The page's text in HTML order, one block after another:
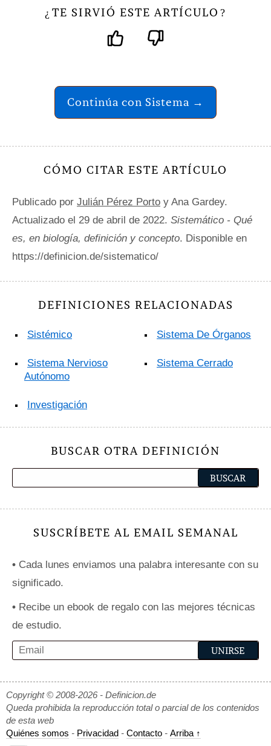
¿ TE SIRVIÓ ESTE ARTÍCULO ?
Continúa con Sistema →
CÓMO CITAR ESTE ARTÍCULO
Publicado por Julián Pérez Porto y Ana Gardey.
Actualizado el 29 de abril de 2022. Sistemático - Qué
es, en biología, definición y concepto. Disponible en
https://definicion.de/sistematico/
DEFINICIONES RELACIONADAS
Sistémico
Sistema Nervioso
Autónomo
Investigación
Sistema De Órganos
Sistema Cerrado
BUSCAR OTRA DEFINICIÓN
SUSCRÍBETE AL EMAIL SEMANAL
• Cada lunes enviamos una palabra interesante con su
significado.
• Recibe un ebook de regalo con las mejores técnicas
de estudio.
Copyright © 2008-2026 - Definicion.de
Queda prohibida la reproducción total o parcial de los contenidos
de esta web
Quiénes somos - Privacidad - Contacto - Arriba ↑